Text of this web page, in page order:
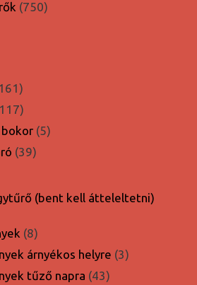
750750
161161
termék
117117
termék
bokor 55
3939
(bent kell átteleltetni)
88
termék
árnyékos helyre 33
tűző napra 4343